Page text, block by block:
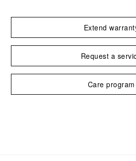
Extend
Request a
Care program